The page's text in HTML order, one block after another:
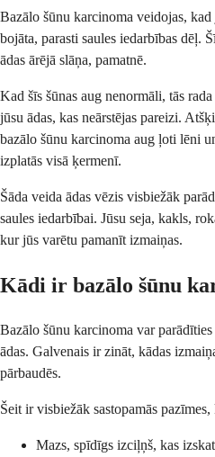
Bazālo šūnu karcinoma veidojas,
bojāta, parasti saules iedarbības dēļ.
ādas ārējā slāņa, pamatnē.
Kad šīs šūnas aug nenormāli, tās
jūsu ādas, kas neārstējas pareizi.
bazālo šūnu karcinoma aug ļoti lēni
izplatās visā ķermenī.
Šāda veida ādas vēzis visbiežāk
saules iedarbībai. Jūsu seja, kakls,
kur jūs varētu pamanīt izmaiņas.
Kādi ir bazālo šūnu
Bazālo šūnu karcinoma var
ādas. Galvenais ir zināt, kādas
pārbaudēs.
Šeit ir visbiežāk sastopamās
Mazs, spīdīgs izciļņš, kas